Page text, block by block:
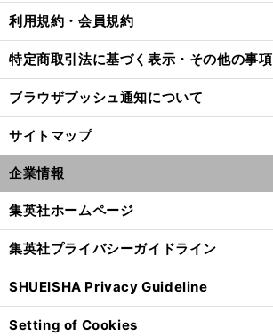
利用規約・会員規約
特定商取引法に基づく表示・その他の事項
ブラウザプッシュ通知について
サイトマップ
企業情報
集英社ホームページ
集英社プライバシーガイドライン
SHUEISHA Privacy Guideline
Setting of Cookies